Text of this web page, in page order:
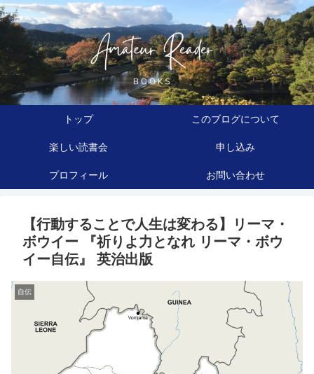
トップ このブログについて
楽しい読書会 申し込み
プロフィール お問い合わせ
【行動することで人生は変わる】リーマ・
ボウイー 『祈りよ力となれ リーマ・ボウ
イー自伝』 英治出版
自伝